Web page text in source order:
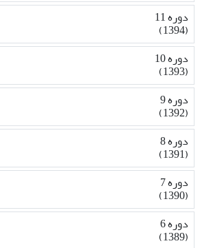
دوره 11
(1394)
دوره 10
(1393)
دوره 9
(1392)
دوره 8
(1391)
دوره 7
(1390)
دوره 6
(1389)